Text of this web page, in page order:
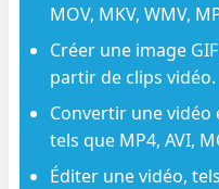
MOV, MKV, WMV,
Créer une image
partir de clips vidéo.
Convertir une
tels que MP4, AVI,
Éditer une vidéo,